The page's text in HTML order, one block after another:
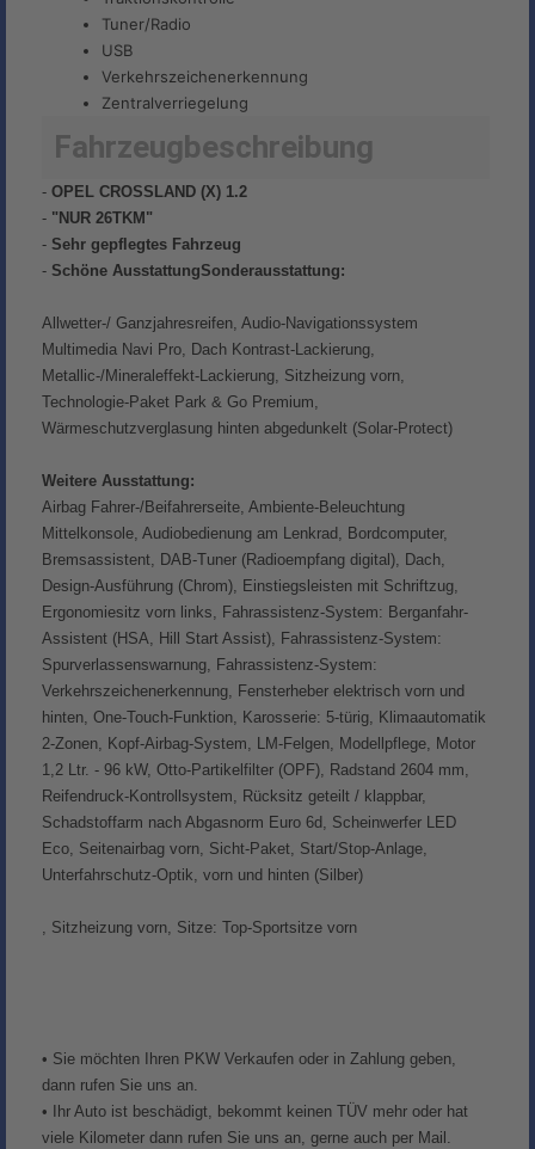
Tuner/Radio
USB
Verkehrszeichenerkennung
Zentralverriegelung
Fahrzeugbeschreibung
- OPEL CROSSLAND (X) 1.2
- "NUR 26TKM"
- Sehr gepflegtes Fahrzeug
- Schöne AusstattungSonderausstattung:
Allwetter-/ Ganzjahresreifen, Audio-Navigationssystem
Multimedia Navi Pro, Dach Kontrast-Lackierung,
Metallic-/Mineraleffekt-Lackierung, Sitzheizung vorn,
Technologie-Paket Park & Go Premium,
Wärmeschutzverglasung hinten abgedunkelt (Solar-Protect)
Weitere Ausstattung:
Airbag Fahrer-/Beifahrerseite, Ambiente-Beleuchtung
Mittelkonsole, Audiobedienung am Lenkrad, Bordcomputer,
Bremsassistent, DAB-Tuner (Radioempfang digital), Dach,
Design-Ausführung (Chrom), Einstiegsleisten mit Schriftzug,
Ergonomiesitz vorn links, Fahrassistenz-System: Berganfahr-
Assistent (HSA, Hill Start Assist), Fahrassistenz-System:
Spurverlassenswarnung, Fahrassistenz-System:
Verkehrszeichenerkennung, Fensterheber elektrisch vorn und
hinten, One-Touch-Funktion, Karosserie: 5-türig, Klimaautomatik
2-Zonen, Kopf-Airbag-System, LM-Felgen, Modellpflege, Motor
1,2 Ltr. - 96 kW, Otto-Partikelfilter (OPF), Radstand 2604 mm,
Reifendruck-Kontrollsystem, Rücksitz geteilt / klappbar,
Schadstoffarm nach Abgasnorm Euro 6d, Scheinwerfer LED
Eco, Seitenairbag vorn, Sicht-Paket, Start/Stop-Anlage,
Unterfahrschutz-Optik, vorn und hinten (Silber)
, Sitzheizung vorn, Sitze: Top-Sportsitze vorn
• Sie möchten Ihren PKW Verkaufen oder in Zahlung geben,
dann rufen Sie uns an.
• Ihr Auto ist beschädigt, bekommt keinen TÜV mehr oder hat
viele Kilometer dann rufen Sie uns an, gerne auch per Mail.